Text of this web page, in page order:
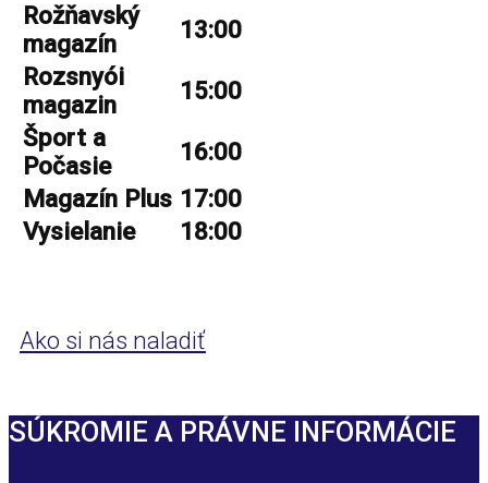
Rožňavský
magazín
13:00
Rozsnyói
magazin
15:00
Šport a
Počasie
16:00
Magazín Plus 17:00
Vysielanie
18:00
Ako si nás naladiť
SÚKROMIE A PRÁVNE INFORMÁCIE